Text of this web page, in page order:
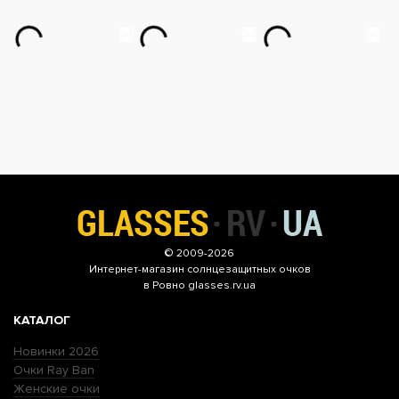
© 2009-2026
Интернет-магазин солнцезащитных очков
в Ровно glasses.rv.ua
КАТАЛОГ
Новинки 2026
Очки Ray Ban
Женские очки